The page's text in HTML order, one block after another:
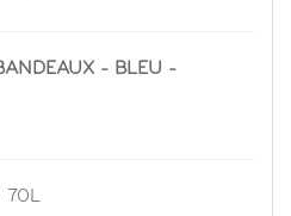
- BLEU -
70L